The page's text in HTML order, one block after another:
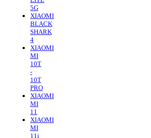
5G
XIAOMI
BLACK
SHARK
4
XIAOMI
MI
10T
-
10T
PRO
XIAOMI
MI
11
XIAOMI
MI
11i